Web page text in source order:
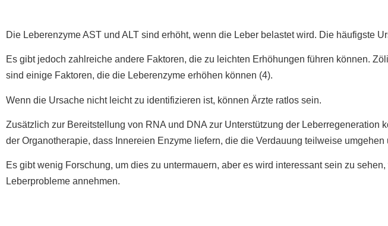
Die Leberenzyme AST und ALT sind erhöht, wenn die Leber belastet wird. Die häufigste
Es gibt jedoch zahlreiche andere Faktoren, die zu leichten Erhöhungen führen können.
sind einige Faktoren, die die Leberenzyme erhöhen können (4).
Wenn die Ursache nicht leicht zu identifizieren ist, können Ärzte ratlos sein.
Zusätzlich zur Bereitstellung von RNA und DNA zur Unterstützung der
der Organotherapie, dass Innereien Enzyme liefern, die die Verdauung teilweise
Es gibt wenig Forschung, um dies zu untermauern, aber es wird interessant sein zu
Leberprobleme annehmen.